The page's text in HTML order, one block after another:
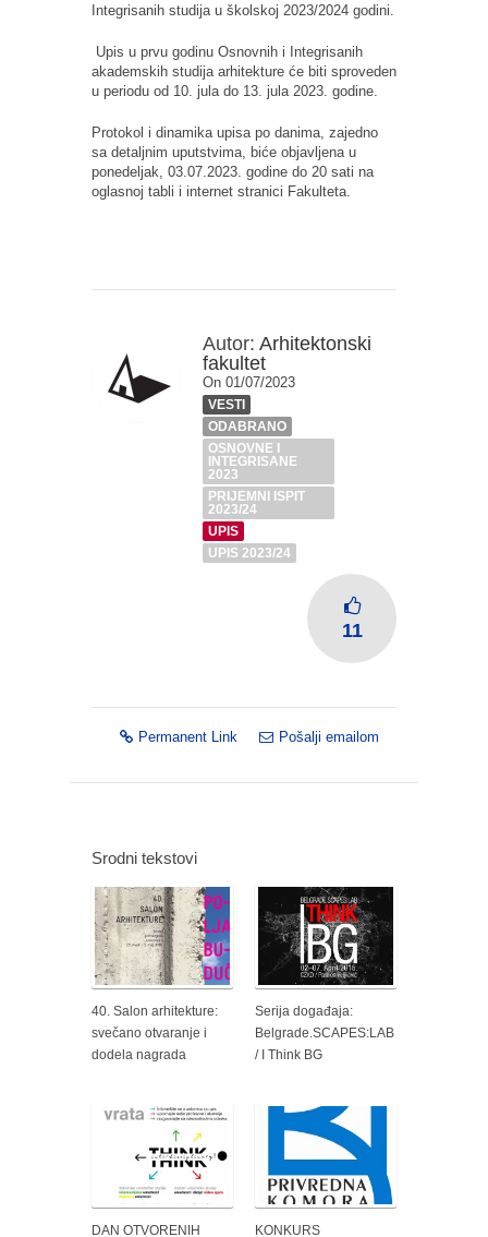
Integrisanih studija u školskoj 2023/2024 godini.
Upis u prvu godinu Osnovnih i Integrisanih
akademskih studija arhitekture će biti sproveden
u periodu od 10. jula do 13. jula 2023. godine.
Protokol i dinamika upisa po danima, zajedno
sa detaljnim uputstvima, biće objavljena u
ponedeljak, 03.07.2023. godine do 20 sati na
oglasnoj tabli i internet stranici Fakulteta.
Autor: Arhitektonski
fakultet
On 01/07/2023
VESTI
ODABRANO
OSNOVNE I
INTEGRISANE
2023
PRIJEMNI ISPIT
2023/24
UPIS
UPIS 2023/24
11
Permanent Link Pošalji emailom
Srodni tekstovi
40. Salon arhitekture:
svečano otvaranje i
dodela nagrada
Serija događaja:
Belgrade.SCAPES:LAB
/ I Think BG
DAN OTVORENIH
KONKURS